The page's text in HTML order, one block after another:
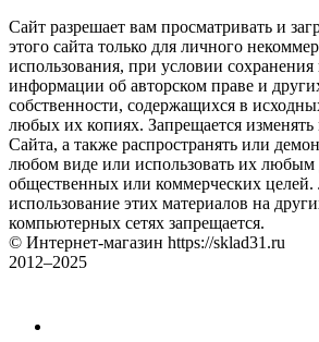
Сайт разрешает вам просматривать и
этого сайта только для личного
использования, при условии сохранения
информации об авторском праве и
собственности, содержащихся в
любых их копиях. Запрещается изменять
Сайта, а также распространять или
любом виде или использовать их любым
общественных или коммерческих
использование этих материалов на
компьютерных сетях запрещается.
© Интернет-магазин https://sklad31.ru
2012–2025